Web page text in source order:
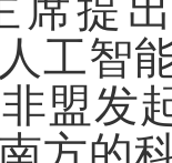
席提
工智
盟发
方的